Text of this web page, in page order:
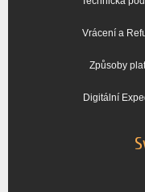
Vrácení a
Způsoby
Digitální